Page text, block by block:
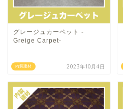
内装建材
グレージュカーペット -
Greige Carpet-
2023年10月4日